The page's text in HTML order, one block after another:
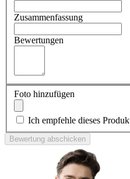
Zusammenfassung
Bewertungen
Foto hinzufügen
Ich empfehle dieses
Bewertung abschicken